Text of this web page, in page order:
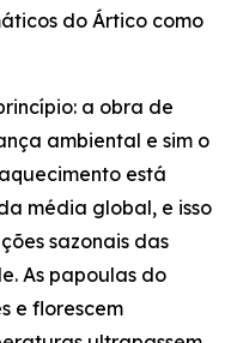
do Ártico como
a obra de
ambiental e sim o
está
média global, e isso
sazonais das
As papoulas do
e florescem